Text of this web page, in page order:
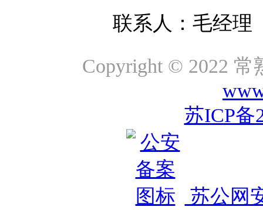
联系人：毛经理
Copyright © 2022
苏ICP备
苏公网